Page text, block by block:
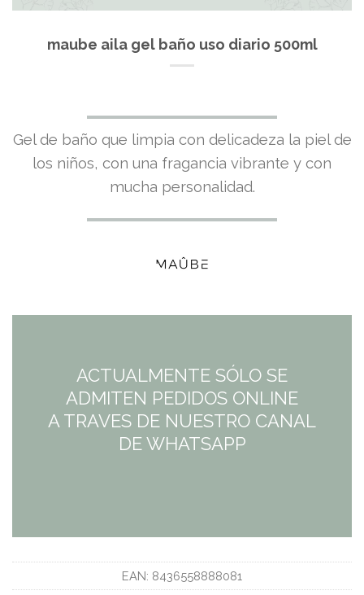
maube aila gel baño uso diario 500ml
El
precio
original
era:
9,95€.
El
precio
actual
es:
9,95€.
Gel de baño que limpia con delicadeza la piel de
los niños, con una fragancia vibrante y con
mucha personalidad.
ACTUALMENTE SÓLO SE
ADMITEN PEDIDOS ONLINE
A TRAVES DE NUESTRO CANAL
DE WHATSAPP
EAN: 8436558888081